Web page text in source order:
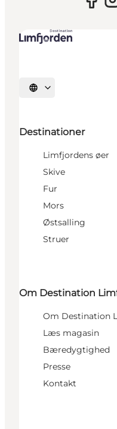
Vælg sprog
Destinationer
Limfjordens øer
Skive
Fur
Mors
Østsalling
Struer
Om Destination
Om Destination
Læs magasin
Bæredygtighed
Presse
Kontakt